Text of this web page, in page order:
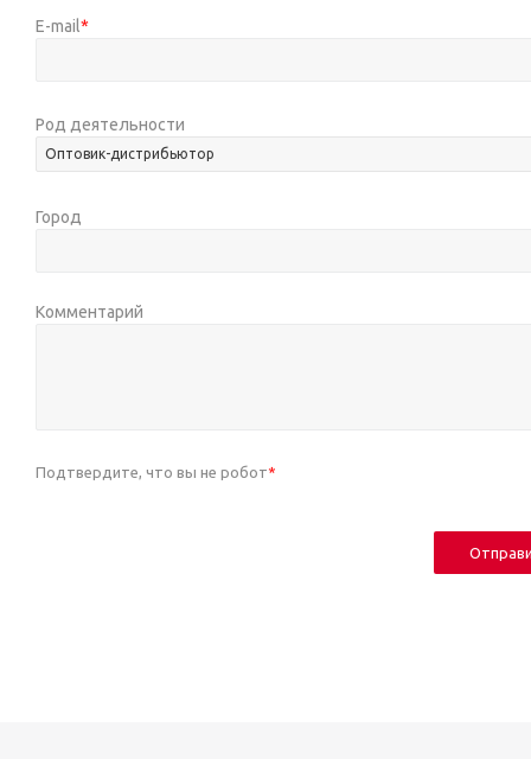
E-mail*
Род деятельности
Оптовик-дистрибьютор
Город
Комментарий
Подтвердите, что вы не робот*